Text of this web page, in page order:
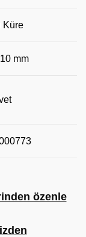
Küre
mm
özenle